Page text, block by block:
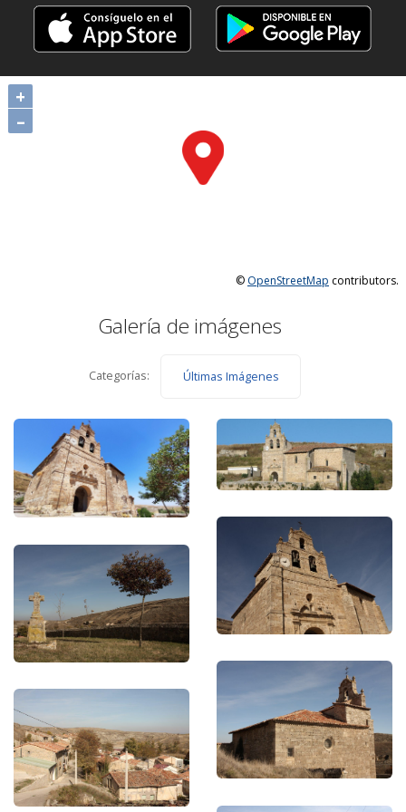
+
–
© OpenStreetMap contributors.
Galería de imágenes
Categorías: Últimas Imágenes